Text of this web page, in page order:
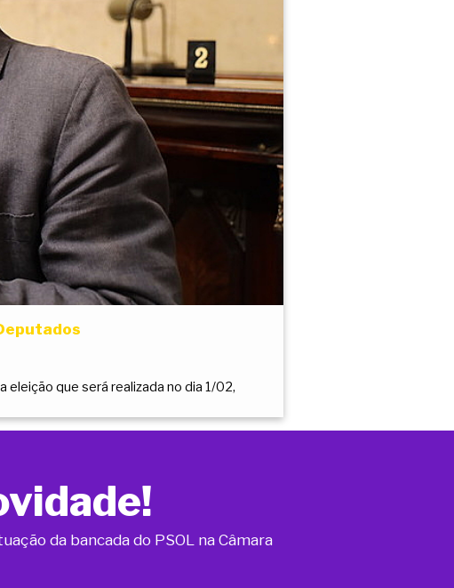
eleição que será realizada no dia 1/02,
da bancada do PSOL na Câmara